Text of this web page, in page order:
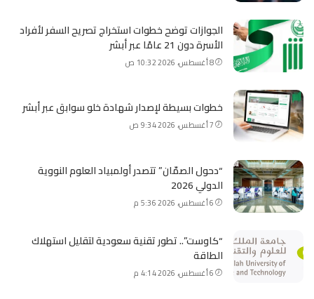
الجوازات توضح خطوات استخراج تصريح السفر لأفراد
الأسرة دون 21 عامًا عبر أبشر
8 أغسطس، 2026 10:32 ص
خطوات بسيطة لإصدار شهادة خلو سوابق عبر أبشر
7 أغسطس، 2026 9:34 ص
“دحول الصمّان” تتصدر أولمبياد العلوم النووية
الدولي 2026
6 أغسطس، 2026 5:36 م
“كاوست”.. تطور تقنية سعودية لتقليل استهلاك
الطاقة
6 أغسطس، 2026 4:14 م